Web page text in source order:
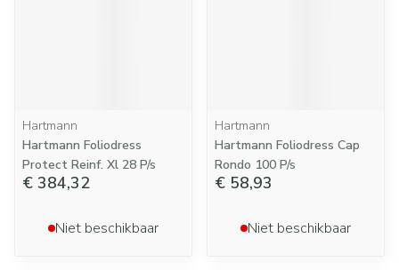
Hartmann
Hartmann Foliodress
Protect Reinf. Xl 28 P/s
€ 384,32
Niet beschikbaar
Hartmann
Hartmann Foliodress Cap
Rondo 100 P/s
€ 58,93
Niet beschikbaar